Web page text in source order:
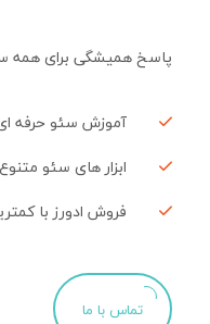
پاسخ همیشگی برای همه
آموزش سئو حرفه
ابزار های سئو
فروش ادورز با
تماس با ما